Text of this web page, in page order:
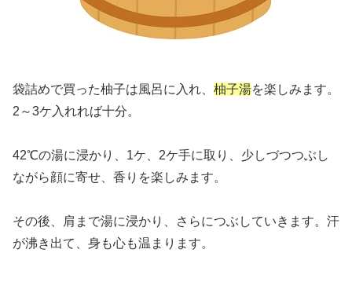
袋詰めで買った柚子は風呂に入れ、 柚子湯を楽しみます。
2～3ケ入れれば十分。
42℃の湯に浸かり、1ケ、2ケ手に取り、少しづつつぶし
ながら顔に寄せ、香りを楽しみます。
その後、肩まで湯に浸かり、さらにつぶしていきます。汗
が沸き出て、身も心も温まります。